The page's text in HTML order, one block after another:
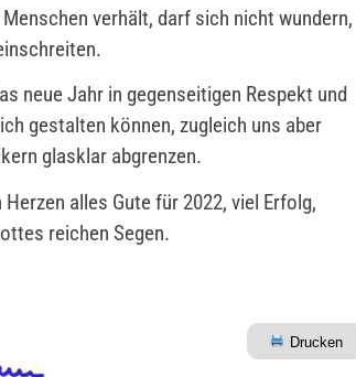
verhält, darf sich nicht wundern,
neue Jahr in gegenseitigen Respekt und
gestalten können, zugleich uns aber
glasklar abgrenzen.
alles Gute für 2022, viel Erfolg,
reichen Segen.
Drucken